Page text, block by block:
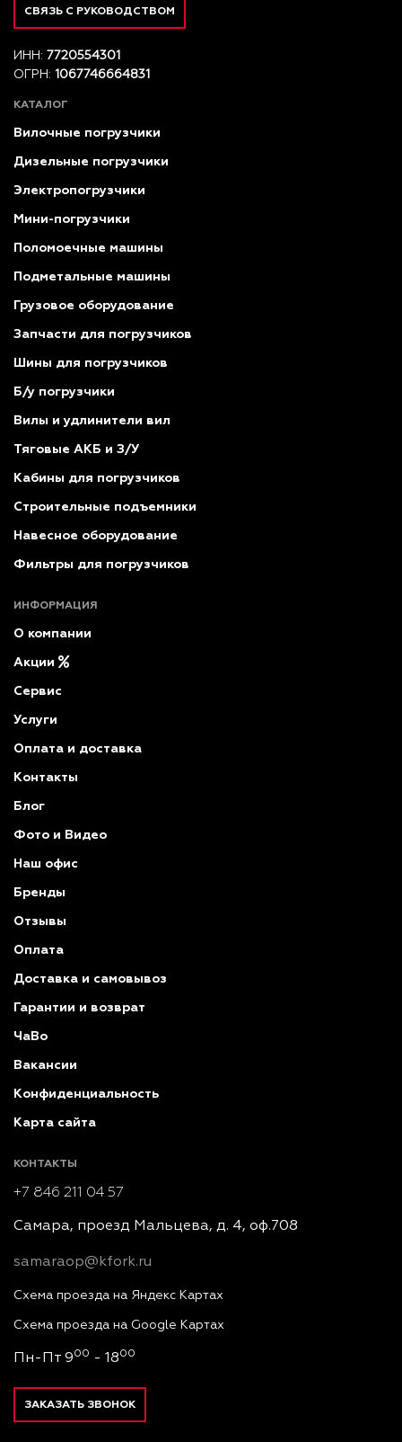
СВЯЗЬ С РУКОВОДСТВОМ
ИНН: 7720554301
ОГРН: 1067746664831
КАТАЛОГ
Вилочные погрузчики
Дизельные погрузчики
Электропогрузчики
Мини-погрузчики
Поломоечные машины
Подметальные машины
Грузовое оборудование
Запчасти для погрузчиков
Шины для погрузчиков
Б/у погрузчики
Вилы и удлинители вил
Тяговые АКБ и З/У
Кабины для погрузчиков
Строительные подъемники
Навесное оборудование
Фильтры для погрузчиков
ИНФОРМАЦИЯ
О компании
Акции
Сервис
Услуги
Оплата и доставка
Контакты
Блог
Фото и Видео
Наш офис
Бренды
Отзывы
Оплата
Доставка и самовывоз
Гарантии и возврат
ЧаВо
Вакансии
Конфиденциальность
Карта сайта
КОНТАКТЫ
+7 846 211 04 57
Самара, проезд Мальцева, д. 4, оф.708
samaraop@kfork.ru
Схема проезда на Яндекс Картах
Схема проезда на Google Картах
Пн-Пт 900 - 1800
ЗАКАЗАТЬ ЗВОНОК